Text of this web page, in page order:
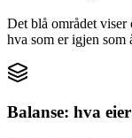
Det blå området
hva som er igjen som
Balanse: hva